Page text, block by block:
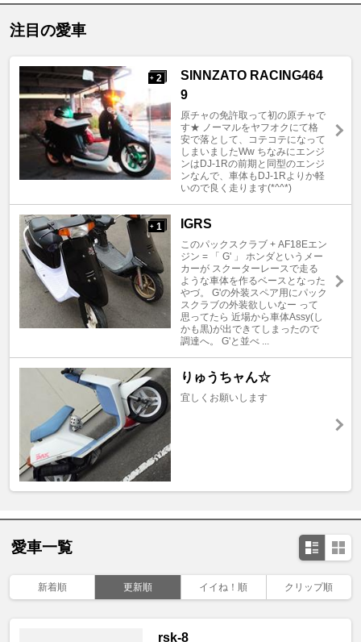
注目の愛車
+ 2
SINNZATO RACING464
9
原チャの免許取って初の原チャで
す★ ノーマルをヤフオクにて格
安で落として、コテコテになって
しまいましたWw ちなみにエンジ
ンはDJ-1Rの前期と同型のエンジ
ンなんで、車体もDJ-1Rよりか軽
いので良く走ります(*^^*)
+ 1 IGRS
このパックスクラブ + AF18Eエン
ジン = 「 G' 」 ホンダというメー
カーが スクーターレースで走る
ような車体を作るベースとなった
やづ。 G'の外装スペア用にパック
スクラブの外装欲しいなー って
思ってたら 近場から車体Assy(し
かも黒)が出できてしまったので
調達へ。 G'と並べ ...
りゅうちャん☆
宜しくお願いします
愛車一覧
新着順 更新順 イイね！順 クリップ順
rsk-8